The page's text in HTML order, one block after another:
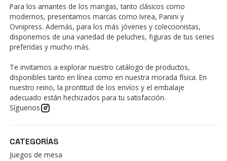
Para los amantes de los mangas, tanto clásicos como
modernos, presentamos marcas como Ivrea, Panini y
Ovnipress. Además, para los más jóvenes y coleccionistas,
disponemos de una variedad de peluches, figuras de tus series
preferidas y mucho más.
Te invitamos a explorar nuestro catálogo de productos,
disponibles tanto en línea como en nuestra morada física. En
nuestro reino, la prontitud de los envíos y el embalaje
adecuado están hechizados para tu satisfacción.
Síguenos
CATEGORÍAS
Juegos de mesa